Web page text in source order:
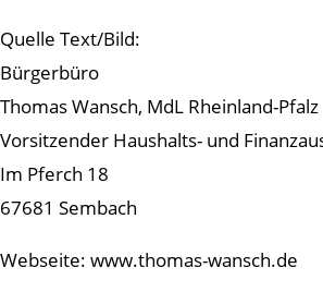
Quelle Text/Bild:
Bürgerbüro
Thomas Wansch, MdL Rheinland-Pfalz
Vorsitzender Haushalts- und
Im Pferch 18
67681 Sembach
Webseite: www.thomas-wansch.de